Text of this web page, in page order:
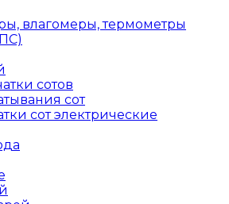
влагомеры, термометры
сотов
сот
сот электрические